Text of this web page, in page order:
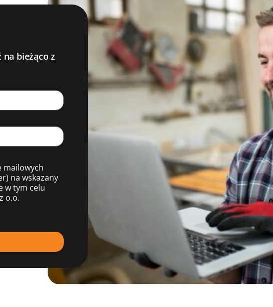
na bieżąco z
mailowych
na wskazany
w tym celu
o.o.